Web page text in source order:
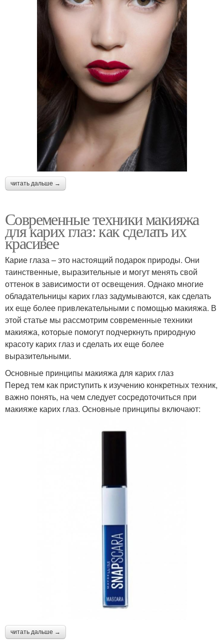
читать дальше →
Современные техники макияжа
для карих глаз: как сделать их
красивее
Карие глаза – это настоящий подарок природы. Они
таинственные, выразительные и могут менять свой
оттенок в зависимости от освещения. Однако многие
обладательницы карих глаз задумываются, как сделать
их еще более привлекательными с помощью макияжа. В
этой статье мы рассмотрим современные техники
макияжа, которые помогут подчеркнуть природную
красоту карих глаз и сделать их еще более
выразительными.
Основные принципы макияжа для карих глаз
Перед тем как приступить к изучению конкретных техник,
важно понять, на чем следует сосредоточиться при
макияже карих глаз. Основные принципы включают:
читать дальше →